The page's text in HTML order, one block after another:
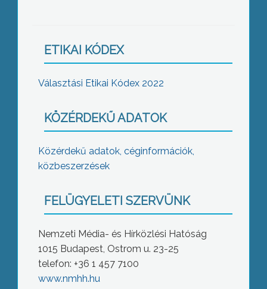
ETIKAI KÓDEX
Választási Etikai Kódex 2022
KÖZÉRDEKŰ ADATOK
Közérdekű adatok, céginformációk,
közbeszerzések
FELÜGYELETI SZERVÜNK
Nemzeti Média- és Hírközlési Hatóság
1015 Budapest, Ostrom u. 23-25
telefon: +36 1 457 7100
www.nmhh.hu